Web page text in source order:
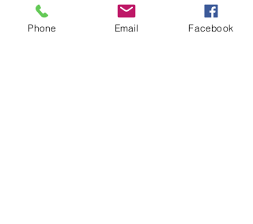
オンライン予約
Phone Email Facebook